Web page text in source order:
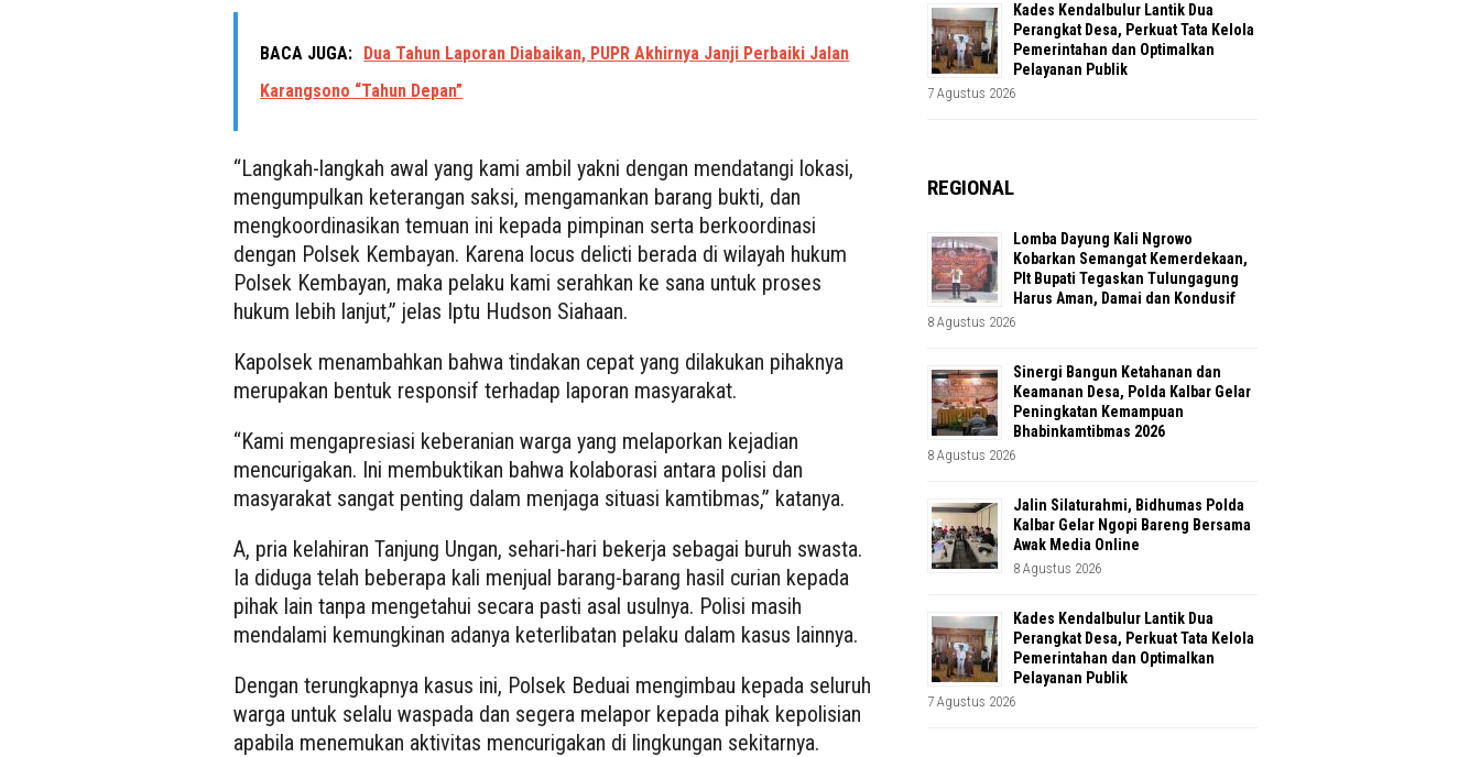
BACA JUGA: Dua Tahun Laporan Diabaikan, PUPR Akhirnya Janji Perbaiki Jalan
Karangsono “Tahun Depan”
“Langkah-langkah awal yang kami ambil yakni dengan mendatangi lokasi,
mengumpulkan keterangan saksi, mengamankan barang bukti, dan
mengkoordinasikan temuan ini kepada pimpinan serta berkoordinasi
dengan Polsek Kembayan. Karena locus delicti berada di wilayah hukum
Polsek Kembayan, maka pelaku kami serahkan ke sana untuk proses
hukum lebih lanjut,” jelas Iptu Hudson Siahaan.
Kapolsek menambahkan bahwa tindakan cepat yang dilakukan pihaknya
merupakan bentuk responsif terhadap laporan masyarakat.
“Kami mengapresiasi keberanian warga yang melaporkan kejadian
mencurigakan. Ini membuktikan bahwa kolaborasi antara polisi dan
masyarakat sangat penting dalam menjaga situasi kamtibmas,” katanya.
A, pria kelahiran Tanjung Ungan, sehari-hari bekerja sebagai buruh swasta.
Ia diduga telah beberapa kali menjual barang-barang hasil curian kepada
pihak lain tanpa mengetahui secara pasti asal usulnya. Polisi masih
mendalami kemungkinan adanya keterlibatan pelaku dalam kasus lainnya.
Dengan terungkapnya kasus ini, Polsek Beduai mengimbau kepada seluruh
warga untuk selalu waspada dan segera melapor kepada pihak kepolisian
apabila menemukan aktivitas mencurigakan di lingkungan sekitarnya.
Kades Kendalbulur Lantik Dua
Perangkat Desa, Perkuat Tata Kelola
Pemerintahan dan Optimalkan
Pelayanan Publik
7 Agustus 2026
REGIONAL
Lomba Dayung Kali Ngrowo
Kobarkan Semangat Kemerdekaan,
Plt Bupati Tegaskan Tulungagung
Harus Aman, Damai dan Kondusif
8 Agustus 2026
Sinergi Bangun Ketahanan dan
Keamanan Desa, Polda Kalbar Gelar
Peningkatan Kemampuan
Bhabinkamtibmas 2026
8 Agustus 2026
Jalin Silaturahmi, Bidhumas Polda
Kalbar Gelar Ngopi Bareng Bersama
Awak Media Online
8 Agustus 2026
Kades Kendalbulur Lantik Dua
Perangkat Desa, Perkuat Tata Kelola
Pemerintahan dan Optimalkan
Pelayanan Publik
7 Agustus 2026